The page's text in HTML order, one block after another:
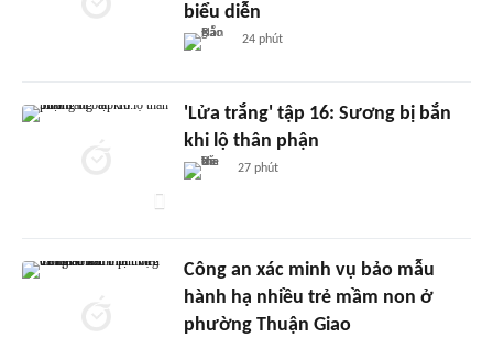
biểu diễn
24 phút
'Lửa trắng' tập 16: Sương bị bắn
khi lộ thân phận
27 phút
Công an xác minh vụ bảo mẫu
hành hạ nhiều trẻ mầm non ở
phường Thuận Giao